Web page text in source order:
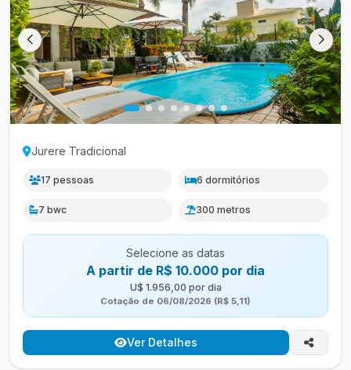
Jurere Tradicional
17 pessoas 6 dormitórios
7 bwc 300 metros
Selecione as datas
A partir de R$ 10.000 por dia
U$ 1.956,00 por dia
Cotação de 06/08/2026 (R$ 5,11)
Ver Detalhes